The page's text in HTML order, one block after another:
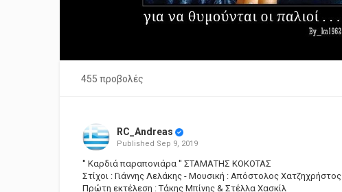
455 προβολές
RC_Andreas
Published Sep 9, 2019
'' Καρδιά παραπονιάρα '' ΣΤΑΜΑΤΗΣ ΚΟΚΟΤΑΣ
Στίχοι : Γιάννης Λελάκης - Μουσική : Απόστολος Χατζηχρήστος
Πρώτη εκτέλεση : Τάκης Μπίνης & Στέλλα Χασκίλ